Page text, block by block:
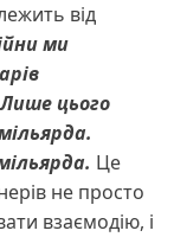
від
ми
цього
Це
не просто
взаємодію, і